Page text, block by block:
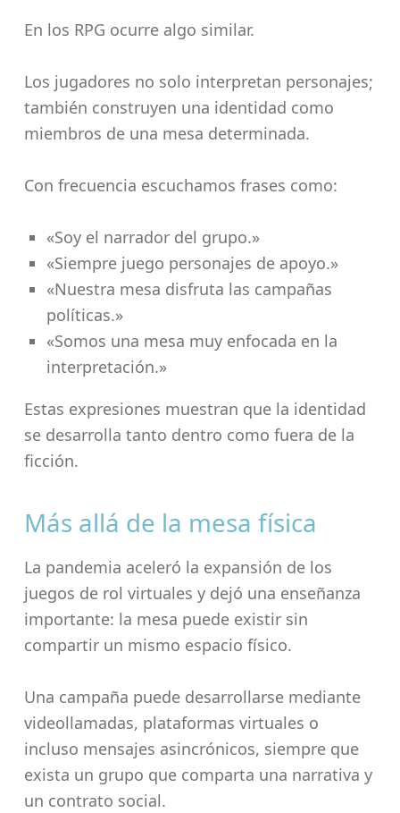
En los RPG ocurre algo similar.
Los jugadores no solo interpretan personajes;
también construyen una identidad como
miembros de una mesa determinada.
Con frecuencia escuchamos frases como:
«Soy el narrador del grupo.»
«Siempre juego personajes de apoyo.»
«Nuestra mesa disfruta las campañas
políticas.»
«Somos una mesa muy enfocada en la
interpretación.»
Estas expresiones muestran que la identidad
se desarrolla tanto dentro como fuera de la
ficción.
Más allá de la mesa física
La pandemia aceleró la expansión de los
juegos de rol virtuales y dejó una enseñanza
importante: la mesa puede existir sin
compartir un mismo espacio físico.
Una campaña puede desarrollarse mediante
videollamadas, plataformas virtuales o
incluso mensajes asincrónicos, siempre que
exista un grupo que comparta una narrativa y
un contrato social.